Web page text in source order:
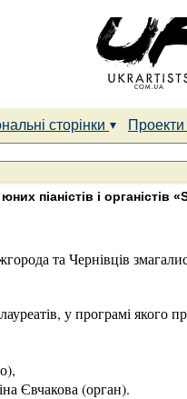
сторінки Проекти
піаністів і органістів
та Чернівців
у програмі якого
Євчакова (орган).